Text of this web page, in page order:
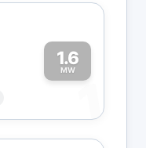
1.6
MW
1